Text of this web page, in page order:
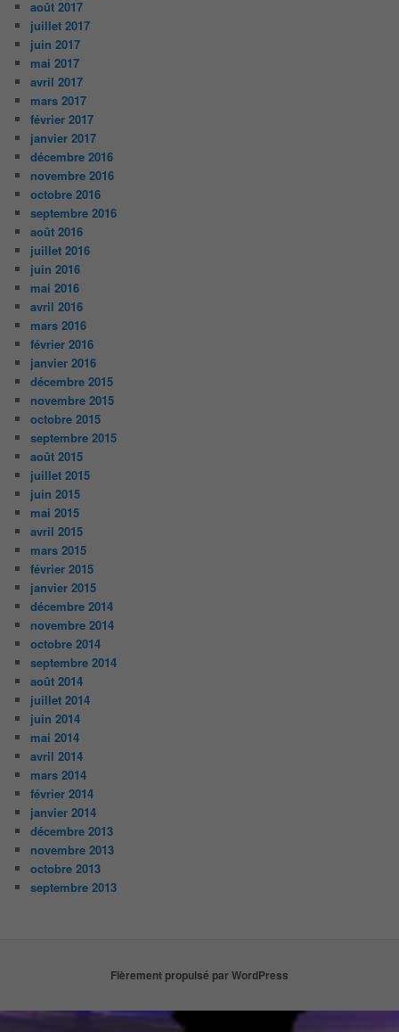
août 2017
juillet 2017
juin 2017
mai 2017
avril 2017
mars 2017
février 2017
janvier 2017
décembre 2016
novembre 2016
octobre 2016
septembre 2016
août 2016
juillet 2016
juin 2016
mai 2016
avril 2016
mars 2016
février 2016
janvier 2016
décembre 2015
novembre 2015
octobre 2015
septembre 2015
août 2015
juillet 2015
juin 2015
mai 2015
avril 2015
mars 2015
février 2015
janvier 2015
décembre 2014
novembre 2014
octobre 2014
septembre 2014
août 2014
juillet 2014
juin 2014
mai 2014
avril 2014
mars 2014
février 2014
janvier 2014
décembre 2013
novembre 2013
octobre 2013
septembre 2013
Fièrement propulsé par WordPress